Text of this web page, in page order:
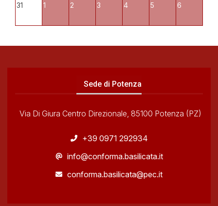
31 1 2 3 4 5 6
Sede di Potenza
Via Di Giura Centro Direzionale, 85100 Potenza (PZ)
+39 0971 292934
info@conforma.basilicata.it
conforma.basilicata@pec.it